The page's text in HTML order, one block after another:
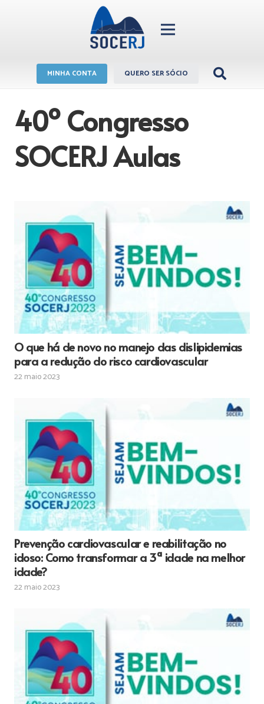
MINHA CONTA QUERO SER SÓCIO
40º Congresso
SOCERJ Aulas
O que há de novo no manejo das dislipidemias
para a redução do risco cardiovascular
22 maio 2023
Prevenção cardiovascular e reabilitação no
idoso: Como transformar a 3ª idade na melhor
idade?
22 maio 2023